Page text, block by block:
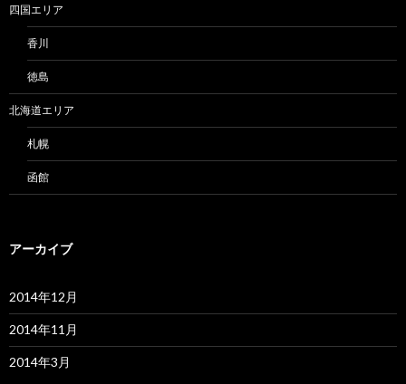
四国エリア
香川
徳島
北海道エリア
札幌
函館
アーカイブ
2014年12月
2014年11月
2014年3月